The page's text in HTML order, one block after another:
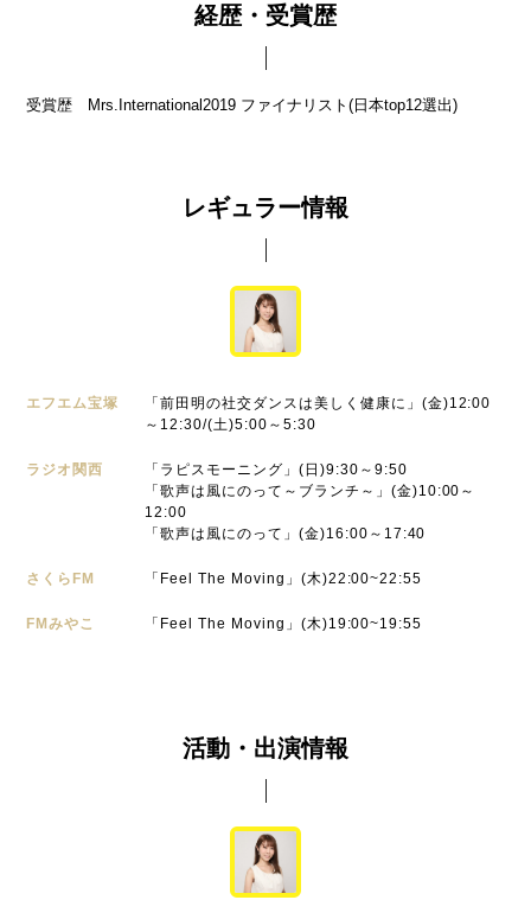
経歴・受賞歴
受賞歴 Mrs.International2019 ファイナリスト(日本top12選出)
レギュラー情報
エフエム宝塚
「前田明の社交ダンスは美しく健康に」(金)12:00
～12:30/(土)5:00～5:30
ラジオ関西
「ラピスモーニング」(日)9:30～9:50
「歌声は風にのって～ブランチ～」(金)10:00～
12:00
「歌声は風にのって」(金)16:00～17:40
さくらFM 「Feel The Moving」(木)22:00~22:55
FMみやこ 「Feel The Moving」(木)19:00~19:55
活動・出演情報